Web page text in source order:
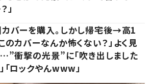
」
バーを購入。しかし帰宅後→高1
のカバーなんか怖くない？」よく見
衝撃の光景”に「吹き出しました
「ロックやんwww」